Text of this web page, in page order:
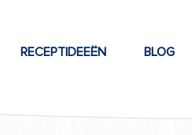
RECEPTIDEEËN BLOG